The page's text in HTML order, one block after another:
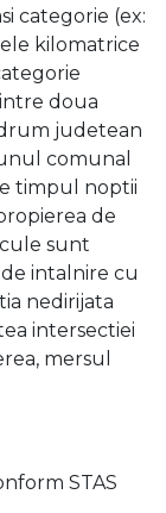
categorie (ex:
kilomatrice
doua
judetean
comunal
timpul noptii
de
sunt
intalnire cu
nedirijata
intersectiei
mersul
STAS